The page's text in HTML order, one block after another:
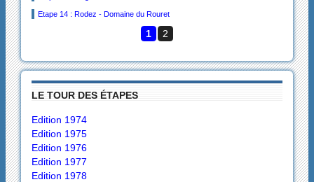
Etape 14 : Rodez - Domaine du Rouret
1 2
LE TOUR DES ÉTAPES
Edition 1974
Edition 1975
Edition 1976
Edition 1977
Edition 1978